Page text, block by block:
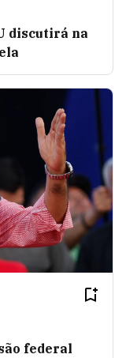
discutirá na
federal